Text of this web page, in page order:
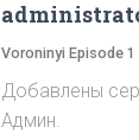
Voroninyi Episode
Добавлены
Админ.